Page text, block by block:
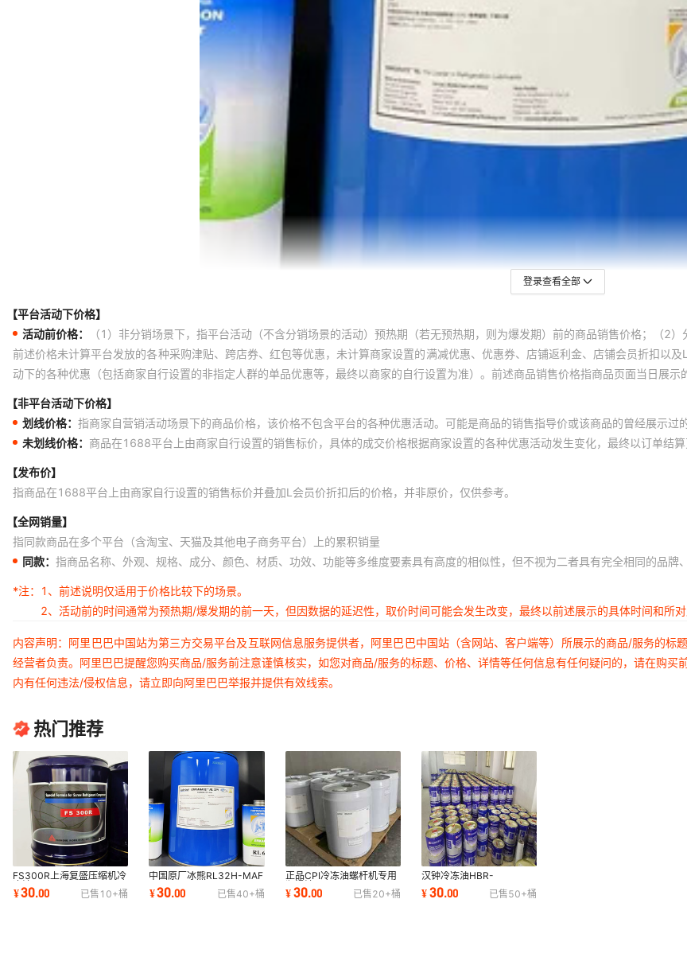
登录查看全部
【平台活动下价格】
活动前价格：
（1）非分销场景下，指平台活动（不含分销场景的活动）预热期（若无预热期，则为爆发期）前的商品销售价格；（2
前述价格未计算平台发放的各种采购津贴、跨店券、红包等优惠，未计算商家设置的满减优惠、优惠券、店铺返利金、店铺会员折扣以
动下的各种优惠（包括商家自行设置的非指定人群的单品优惠等，最终以商家的自行设置为准）。前述商品销售价格指商品页面当日展示
【非平台活动下价格】
划线价格： 指商家自营销活动场景下的商品价格，该价格不包含平台的各种优惠活动。可能是商品的销售指导价或该商品的曾经展示过
未划线价格： 商品在1688平台上由商家自行设置的销售标价，具体的成交价格根据商家设置的各种优惠活动发生变化，最终以订单结算
【发布价】
指商品在1688平台上由商家自行设置的销售标价并叠加L会员价折扣后的价格，并非原价，仅供参考。
【全网销量】
指同款商品在多个平台（含淘宝、天猫及其他电子商务平台）上的累积销量
同款： 指商品名称、外观、规格、成分、颜色、材质、功效、功能等多维度要素具有高度的相似性，但不视为二者具有完全相同的品牌
*注：
1、前述说明仅适用于价格比较下的场景。
2、活动前的时间通常为预热期/爆发期的前一天，但因数据的延迟性，取价时间可能会发生改变，最终以前述展示的具体时间和所对
内容声明：阿里巴巴中国站为第三方交易平台及互联网信息服务提供者，阿里巴巴中国站（含网站、客户端等）所展示的商品/服务的
经营者负责。阿里巴巴提醒您购买商品/服务前注意谨慎核实，如您对商品/服务的标题、价格、详情等任何信息有任何疑问的，请在购
内有任何违法/侵权信息，请立即向阿里巴巴举报并提供有效线索。
热门推荐
FS300R上海复盛压缩机冷
冻油FS100M FS100A
FS150 FS120R FS220R
¥30.00 已售 10+桶
中国原厂冰熊RL32H-MAF
RL68H-
MAFRL220H170H120H1L5L20L
¥30.00 已售40+桶
正品CPI冷冻油螺杆机专用
润滑油CPI4214-
320/CPI-150/CPI-
¥30.00 已售20+桶
汉钟冷冻油HBR-
A01/B01/B03B04B05原
装正品汉钟机油
¥30.00 已售50+桶